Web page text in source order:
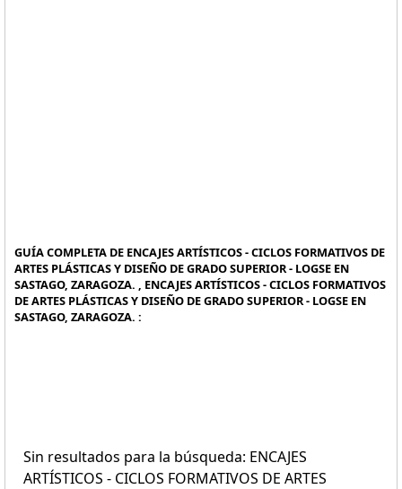
GUÍA COMPLETA DE ENCAJES ARTÍSTICOS - CICLOS FORMATIVOS DE
ARTES PLÁSTICAS Y DISEÑO DE GRADO SUPERIOR - LOGSE EN
SASTAGO, ZARAGOZA. , ENCAJES ARTÍSTICOS - CICLOS FORMATIVOS
DE ARTES PLÁSTICAS Y DISEÑO DE GRADO SUPERIOR - LOGSE EN
SASTAGO, ZARAGOZA. :
Sin resultados para la búsqueda: ENCAJES
ARTÍSTICOS - CICLOS FORMATIVOS DE ARTES